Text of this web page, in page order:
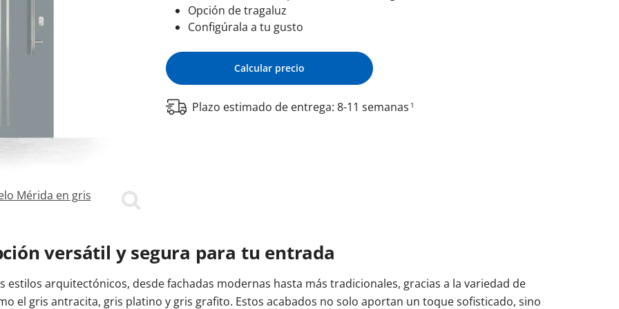
Colores de las ventanas Ventanas Cortizo Ventanas Veka
Cortizo
Descubre nuestras balconeras de aluminio
Descubre nuestras puertas de entrada de aluminio
Mérida en gris
Opción de tragaluz
Configúrala a tu gusto
Calcular precio
Plazo estimado de entrega: 8-11 semanas 1
versátil y segura para tu entrada
arquitectónicos, desde fachadas modernas hasta más tradicionales, gracias a la variedad de
el gris antracita, gris platino y gris grafito. Estos acabados no solo aportan un toque sofisticado, sino